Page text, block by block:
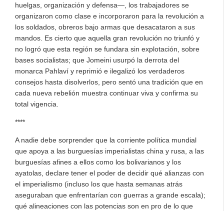
huelgas, organización y defensa—, los trabajadores se
organizaron como clase e incorporaron para la revolución a
los soldados, obreros bajo armas que desacataron a sus
mandos. Es cierto que aquella gran revolución no triunfó y
no logró que esta región se fundara sin explotación, sobre
bases socialistas; que Jomeini usurpó la derrota del
monarca Pahlaví y reprimió e ilegalizó los verdaderos
consejos hasta disolverlos, pero sentó una tradición que en
cada nueva rebelión muestra continuar viva y confirma su
total vigencia.
****
A nadie debe sorprender que la corriente política mundial
que apoya a las burguesías imperialistas china y rusa, a las
burguesías afines a ellos como los bolivarianos y los
ayatolas, declare tener el poder de decidir qué alianzas con
el imperialismo (incluso los que hasta semanas atrás
aseguraban que enfrentarían con guerras a grande escala);
qué alineaciones con las potencias son en pro de lo que